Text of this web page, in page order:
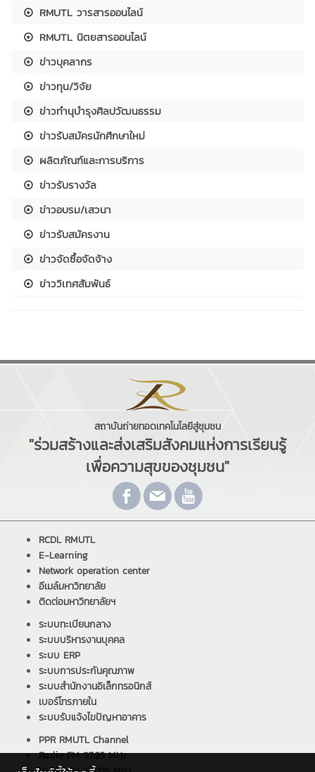
RMUTL วารสารออนไลน์
RMUTL นิตยสารออนไลน์
ข่าวบุคลากร
ข่าวทุน/วิจัย
ข่าวทำนุบำรุงศิลปวัฒนธรรม
ข่าวรับสมัครนักศึกษาใหม่
ผลิตภัณฑ์และการบริการ
ข่าวรับรางวัล
ข่าวอบรม/เสวนา
ข่าวรับสมัครงาน
ข่าวจัดซื้อจัดจ้าง
ข่าววิเทศสัมพันธ์
สถาบันถ่ายทอดเทคโนโลยีสู่ชุมชน
"ร่วมสร้างและส่งเสริมสังคมแห่งการเรียนรู้
เพื่อความสุขของชุมชน"
RCDL RMUTL
E-Learning
Network operation center
อีเมล์มหาวิทยาลัย
ติดต่อมหาวิทยาลัยฯ
ระบบทะเบียนกลาง
ระบบบริหารงานบุคคล
ระบบ ERP
ระบบการประกันคุณภาพ
ระบบสำนักงานอิเล็กทรอนิกส์
เบอร์โทรภายใน
ระบบรับแจ้งไขปัญหาอาคาร
PPR RMUTL Channel
Radio FM 97.25 MHz